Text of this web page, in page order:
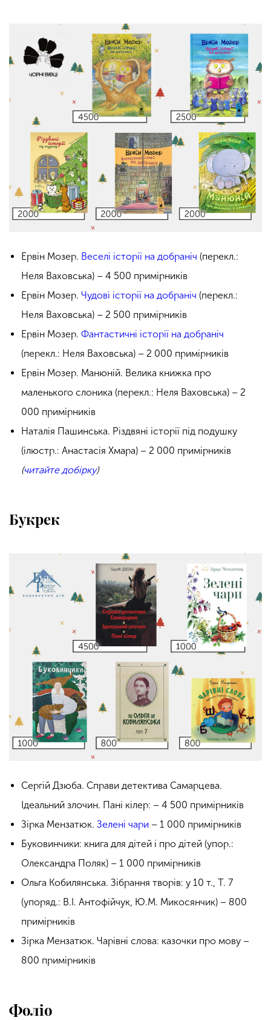
Ервін Мозер. Веселі історії на добраніч (перекл.:
Неля Ваховська) – 4 500 примірників
Ервін Мозер. Чудові історії на добраніч (перекл.:
Неля Ваховська) – 2 500 примірників
Ервін Мозер. Фантастичні історії на добраніч
(перекл.: Неля Ваховська) – 2 000 примірників
Ервін Мозер. Манюній. Велика книжка про
маленького слоника (перекл.: Неля Ваховська) – 2
000 примірників
Наталія Пашинська. Різдвяні історії під подушку
(ілюстр.: Анастасія Хмара) – 2 000 примірників
(читайте добірку)
Букрек
Сергій Дзюба. Справи детектива Самарцева.
Ідеальний злочин. Пані кілер: – 4 500 примірників
Зірка Мензатюк. Зелені чари – 1 000 примірників
Буковинчики: книга для дітей і про дітей (упор.:
Олександра Поляк) – 1 000 примірників
Ольга Кобилянська. Зібрання творів: у 10 т., Т. 7
(упоряд.: В.І. Антофійчук, Ю.М. Микосянчик) – 800
примірників
Зірка Мензатюк. Чарівні слова: казочки про мову –
800 примірників
Фоліо